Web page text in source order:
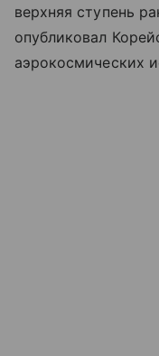
верхняя ступень
опубликовал
аэрокосмических